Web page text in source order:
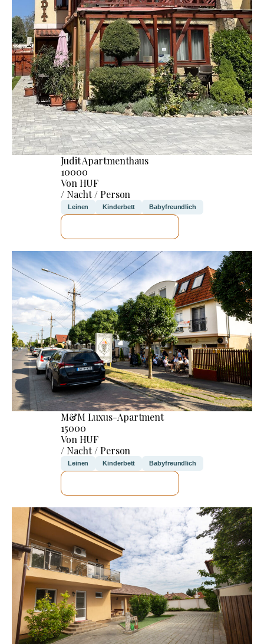
Judit Apartmenthaus
10000
Von HUF
/ Nacht / Person
Leinen Kinderbett Babyfreundlich
M&M Luxus-Apartment
15000
Von HUF
/ Nacht / Person
Leinen Kinderbett Babyfreundlich